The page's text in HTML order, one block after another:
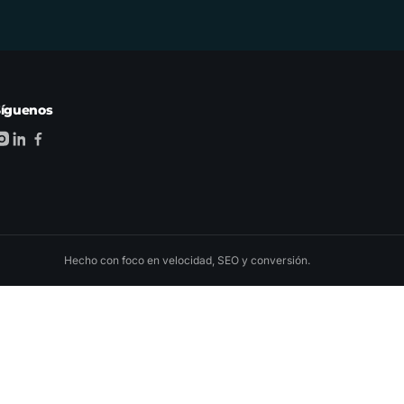
Hecho con foco en velocidad, SEO y conversión.